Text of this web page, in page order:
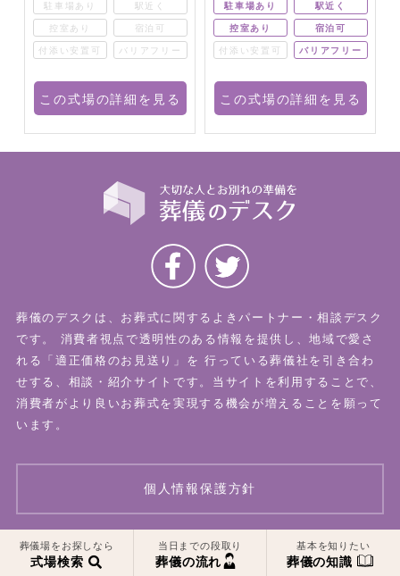
駐車場あり
駅近く
控室あり
宿泊可
付添い安置可
バリアフリー
この式場の詳細を見る
駐車場あり
駅近く
控室あり
宿泊可
付添い安置可
バリアフリー
この式場の詳細を見る
葬儀場をお探しなら
式場検索
当日までの段取り
葬儀の流れ
基本を知りたい
葬儀の知識
葬儀のデスクは、お葬式に関するよきパートナー・相談デスク
です。
消費者視点で透明性のある情報を提供し、地域で愛さ
れる「適正価格のお見送り」を 行っている葬儀社を引き合わ
せする、相談・紹介サイトです。当サイトを利用することで、
消費者がより良いお葬式を実現する機会が増えることを願って
います。
個人情報保護方針
© 2026 葬儀のデスク All Rights Reserved.